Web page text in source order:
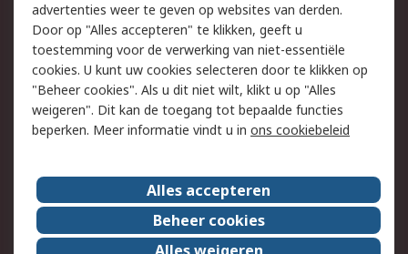
Wettelijk
Cookiebeleid
Email veiligheid
Privacybeleid
Websitevoorwaarden
Algemene
verkoopvoorwaarden
Over RS
RS Group
Over ons
RS wereldwijd
Werken bij RS
advertenties weer te geven op websites van derden.
Door op "Alles accepteren" te klikken, geeft u
toestemming voor de verwerking van niet-essentiële
cookies. U kunt uw cookies selecteren door te klikken op
"Beheer cookies". Als u dit niet wilt, klikt u op "Alles
weigeren". Dit kan de toegang tot bepaalde functies
beperken. Meer informatie vindt u in ons cookiebeleid
Alles accepteren
Beheer cookies